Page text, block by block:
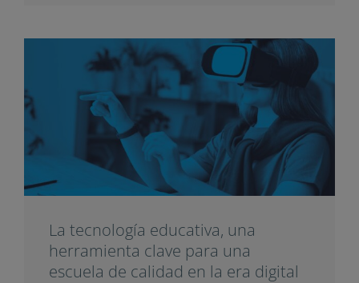
La tecnología educativa, una
herramienta clave para una
escuela de calidad en la era digital